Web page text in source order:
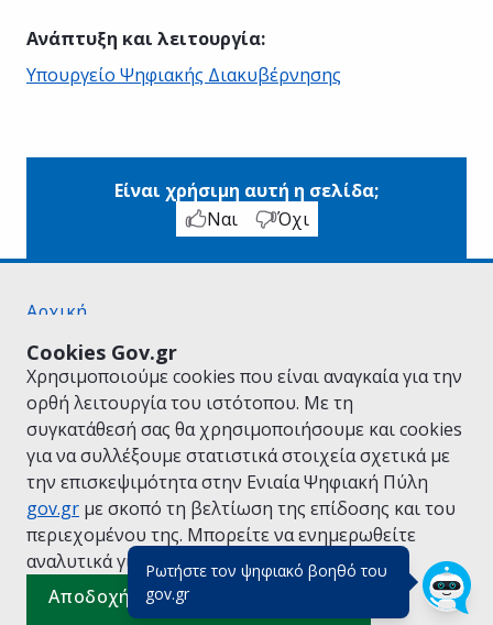
Ρωτήστε τον ψηφιακό βοηθό του
gov.gr(πάτησε για κλείσιμο)
Cookies Gov.gr
Χρησιμοποιούμε cookies που είναι αναγκαία για την
ορθή λειτουργία του ιστότοπου. Με τη
συγκατάθεσή σας θα χρησιμοποιήσουμε και cookies
για να συλλέξουμε στατιστικά στοιχεία σχετικά με
την επισκεψιμότητα στην Ενιαία Ψηφιακή Πύλη
gov.gr με σκοπό τη βελτίωση της επίδοσης και του
περιεχομένου της. Μπορείτε να ενημερωθείτε
αναλυτικά για την Πολιτική Cookies.
Αποδοχή όλων
Ανάπτυξη και λειτουργία:
Υπουργείο Ψηφιακής Διακυβέρνησης
Είναι χρήσιμη αυτή η σελίδα;
Ναι
Όχι
Αρχική
Όροι Χρήσης
Πολιτική Απορρήτου
Δήλωση προσβασιμότητας
Πολιτική cookies
Προτάσεις για το gov.gr
Υλοποίηση από το Υπουργείο Ψηφιακής
Διακυβέρνησης
Ελληνικά |Αγγλικά